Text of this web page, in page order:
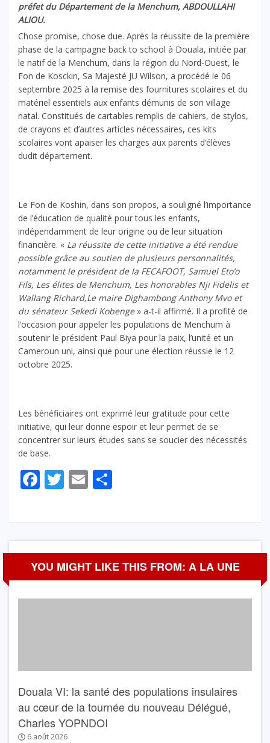
préfet du Département de la Menchum, ABDOULLAHI
ALIOU.
Chose promise, chose due. Après la réussite de la première
phase de la campagne back to school à Douala, initiée par
le natif de la Menchum, dans la région du Nord-Ouest, le
Fon de Kosckin, Sa Majesté JU Wilson, a procédé le 06
septembre 2025 à la remise des fournitures scolaires et du
matériel essentiels aux enfants démunis de son village
natal. Constitués de cartables remplis de cahiers, de stylos,
de crayons et d’autres articles nécessaires, ces kits
scolaires vont apaiser les charges aux parents d’élèves
dudit département.
Le Fon de Koshin, dans son propos, a souligné l’importance
de l’éducation de qualité pour tous les enfants,
indépendamment de leur origine ou de leur situation
financière. « La réussite de cette initiative a été rendue
possible grâce au soutien de plusieurs personnalités,
notamment le président de la FECAFOOT, Samuel Eto’o
Fils, Les élites de Menchum, Les honorables Nji Fidelis et
Wallang Richard,Le maire Dighambong Anthony Mvo et
du sénateur Sekedi Kobenge» a-t-il affirmé. Il a profité de
l’occasion pour appeler les populations de Menchum à
soutenir le président Paul Biya pour la paix, l’unité et un
Cameroun uni, ainsi que pour une élection réussie le 12
octobre 2025.
Les bénéficiaires ont exprimé leur gratitude pour cette
initiative, qui leur donne espoir et leur permet de se
concentrer sur leurs études sans se soucier des nécessités
de base.
Facebook
Twitter
Email
YOU MIGHT LIKE THIS FROM: A LA UNE
Douala VI: la santé des populations insulaires
au cœur de la tournée du nouveau Délégué,
Charles YOPNDOI
6 août 2026